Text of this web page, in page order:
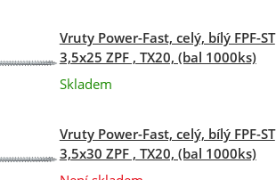
Vruty Power-Fast, celý, bílý FPF-ST
3,5x25 ZPF , TX20, (bal 1000ks)
Skladem
Vruty Power-Fast, celý, bílý FPF-ST
3,5x30 ZPF , TX20, (bal 1000ks)